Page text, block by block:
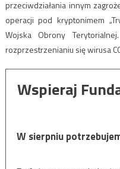
przeciwdziałania innym
operacji pod kryptonimem
Wojska Obrony
rozprzestrzenianiu się wirusa
Wspieraj
W sierpniu